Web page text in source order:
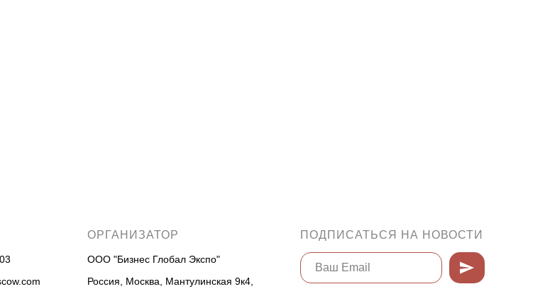
ОРГАНИЗАТОР
ООО "Бизнес Глобал Экспо"
Россия, Москва, Мантулинская 9к4,
ПОДПИСАТЬСЯ НА НОВОСТИ